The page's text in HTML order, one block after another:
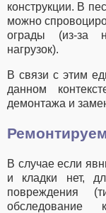
конструкции. В
можно
ограды (из-за
нагрузок).
В связи с этим
данном
демонтажа и
В случае если
и кладки нет,
повреждения
обследование